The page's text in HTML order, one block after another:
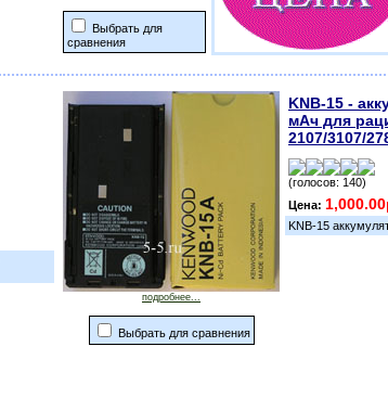
Выбрать для
сравнения
подробнее...
Выбрать для сравнения
KNB-15 -
мАч для
2107/3107/
(голосов: 140)
Цена:
KNB-15